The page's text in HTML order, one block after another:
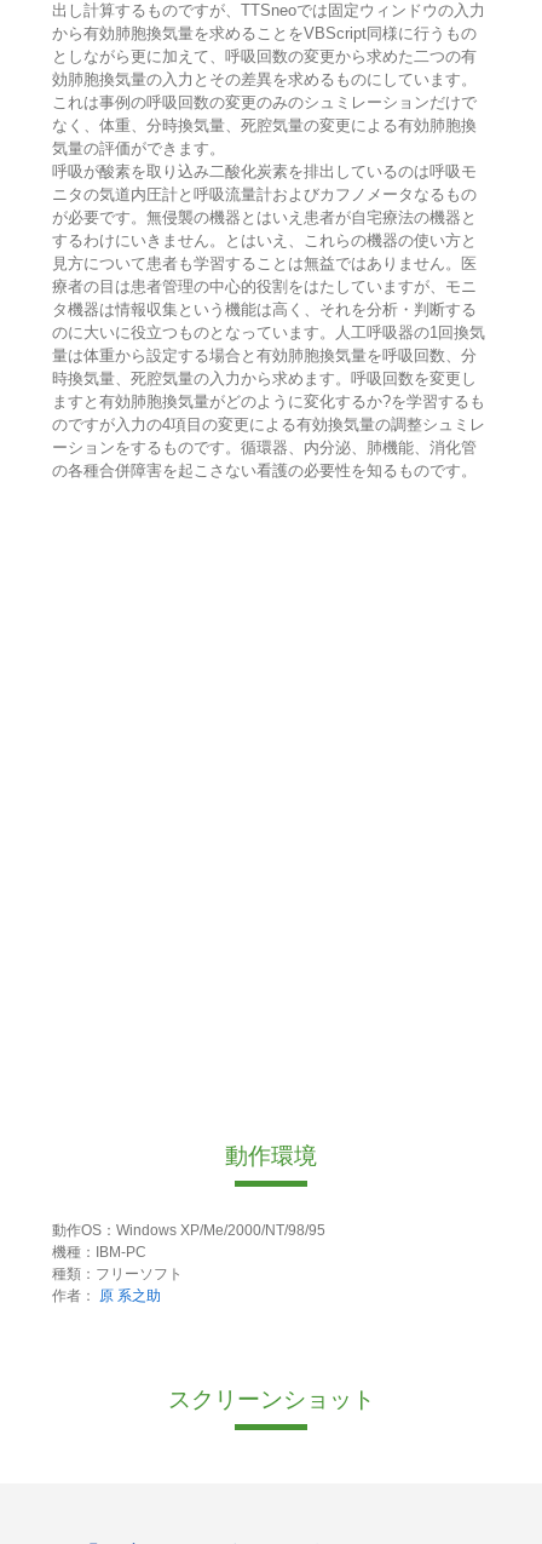
出し計算するものですが、TTSneoでは固定ウィンドウの入力
から有効肺胞換気量を求めることをVBScript同様に行うもの
としながら更に加えて、呼吸回数の変更から求めた二つの有
効肺胞換気量の入力とその差異を求めるものにしています。
これは事例の呼吸回数の変更のみのシュミレーションだけで
なく、体重、分時換気量、死腔気量の変更による有効肺胞換
気量の評価ができます。
呼吸が酸素を取り込み二酸化炭素を排出しているのは呼吸モ
ニタの気道内圧計と呼吸流量計およびカフノメータなるもの
が必要です。無侵襲の機器とはいえ患者が自宅療法の機器と
するわけにいきません。とはいえ、これらの機器の使い方と
見方について患者も学習することは無益ではありません。医
療者の目は患者管理の中心的役割をはたしていますが、モニ
タ機器は情報収集という機能は高く、それを分析・判断する
のに大いに役立つものとなっています。人工呼吸器の1回換気
量は体重から設定する場合と有効肺胞換気量を呼吸回数、分
時換気量、死腔気量の入力から求めます。呼吸回数を変更し
ますと有効肺胞換気量がどのように変化するか?を学習するも
のですが入力の4項目の変更による有効換気量の調整シュミレ
ーションをするものです。循環器、内分泌、肺機能、消化管
の各種合併障害を起こさない看護の必要性を知るものです。
動作環境
動作OS：Windows XP/Me/2000/NT/98/95
機種：IBM-PC
種類：フリーソフト
作者：
原 系之助
スクリーンショット